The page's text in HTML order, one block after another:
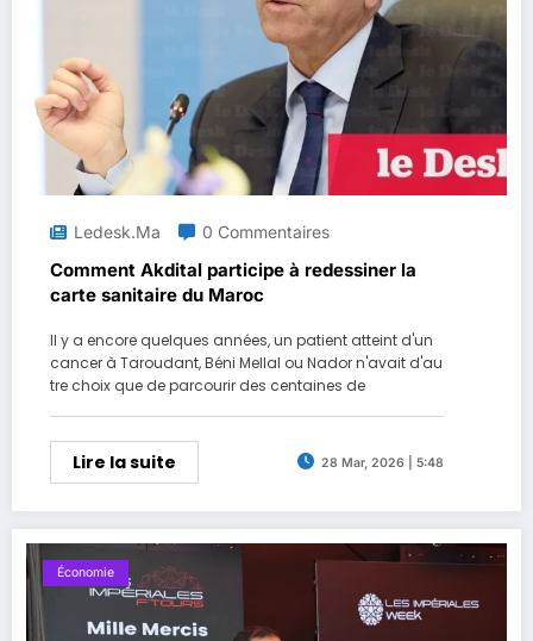
Ledesk.ma 0 Commentaires
Comment Akdital participe à redessiner la
carte sanitaire du Maroc
Il y a encore quelques années, un patient atteint d'un
cancer à Taroudant, Béni Mellal ou Nador n'avait d'au
tre choix que de parcourir des centaines de
Lire la suite 28 Mar, 2026 | 5:48
Économie